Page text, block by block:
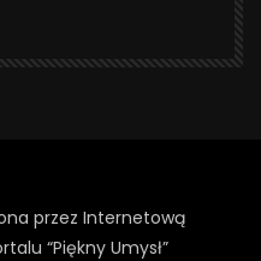
przez Internetową
“Piękny Umysł”